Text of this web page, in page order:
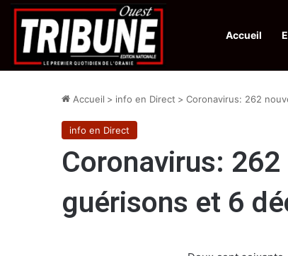
Accueil
Infos en Direct: Protection de la ville sainte d’El-Qods :
Accueil > info en Direct > Coronavirus: 262
info en Direct
Coronavirus:
guérisons et 6